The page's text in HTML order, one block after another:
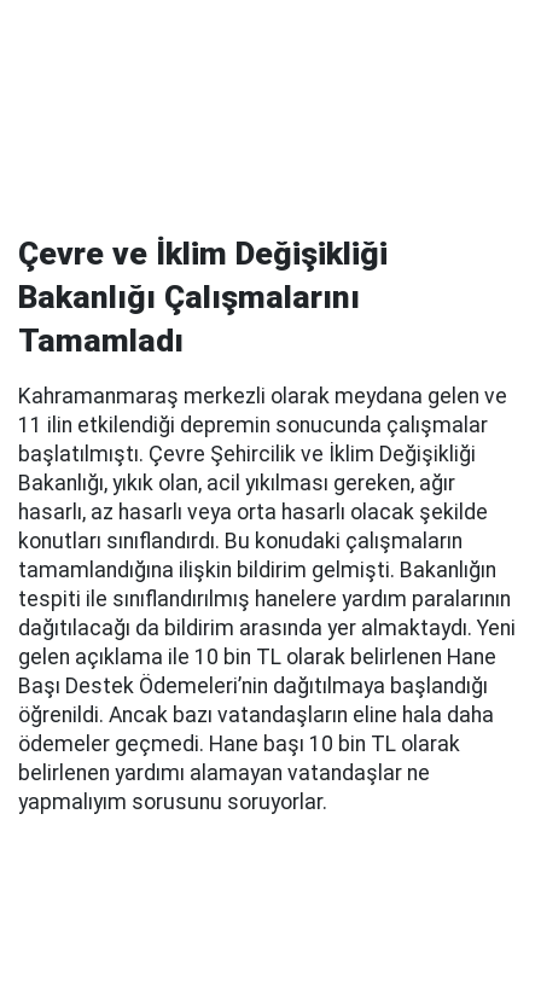
Çevre ve İklim Değişikliği
Bakanlığı Çalışmalarını
Tamamladı
Kahramanmaraş merkezli olarak meydana gelen ve
11 ilin etkilendiği depremin sonucunda çalışmalar
başlatılmıştı. Çevre Şehircilik ve İklim Değişikliği
Bakanlığı, yıkık olan, acil yıkılması gereken, ağır
hasarlı, az hasarlı veya orta hasarlı olacak şekilde
konutları sınıflandırdı. Bu konudaki çalışmaların
tamamlandığına ilişkin bildirim gelmişti. Bakanlığın
tespiti ile sınıflandırılmış hanelere yardım paralarının
dağıtılacağı da bildirim arasında yer almaktaydı. Yeni
gelen açıklama ile 10 bin TL olarak belirlenen Hane
Başı Destek Ödemeleri’nin dağıtılmaya başlandığı
öğrenildi. Ancak bazı vatandaşların eline hala daha
ödemeler geçmedi. Hane başı 10 bin TL olarak
belirlenen yardımı alamayan vatandaşlar ne
yapmalıyım sorusunu soruyorlar.